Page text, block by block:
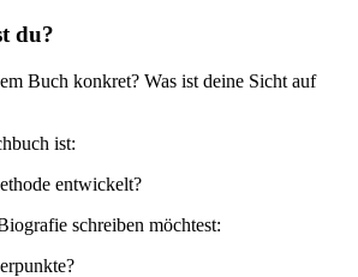
du?
Buch konkret? Was ist deine Sicht auf
ist:
entwickelt?
schreiben möchtest: